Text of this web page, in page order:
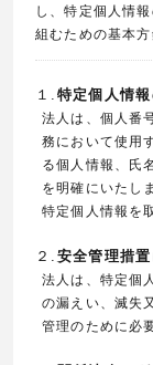
し、特定個人情
組むための基本
１. 特定個人情
法人は、個人番
務において使用
る個人情報、氏
を明確にいたし
特定個人情報を
２. 安全管理措
法人は、特定個
の漏えい、滅失
管理のために必